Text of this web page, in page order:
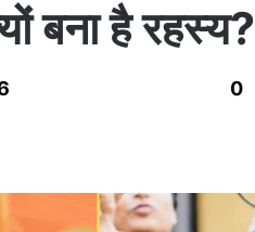
बना है रहस्य?
0